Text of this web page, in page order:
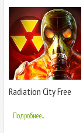
Radiation City Free
Подробнее...